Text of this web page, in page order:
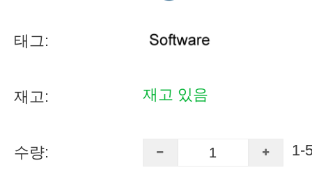
태그:
재고: 재고 있음
수량: 1-